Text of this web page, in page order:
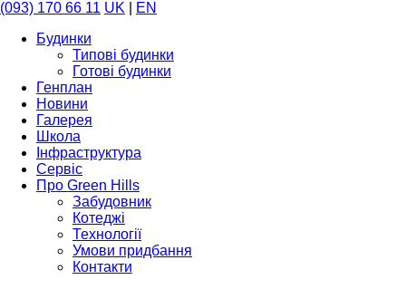
(093) 170 66 11 UK
EN
Будинки
Типові будинки
Готові будинки
Генплан
Новини
Галерея
Школа
Інфраструктура
Сервіс
Про Green Hills
Забудовник
Котеджі
Технології
Умови придбання
Контакти